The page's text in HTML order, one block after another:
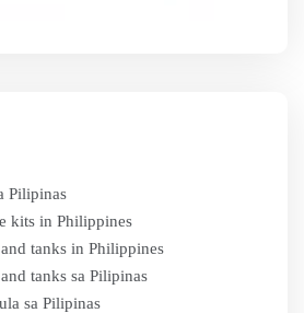
Pilipinas
kits in Philippines
tanks in Philippines
tanks sa Pilipinas
sa Pilipinas